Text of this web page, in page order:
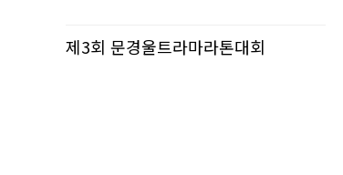
제3회 문경울트라마라톤대회